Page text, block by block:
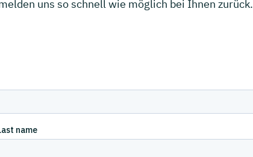
uns so schnell wie möglich bei Ihnen zurück.